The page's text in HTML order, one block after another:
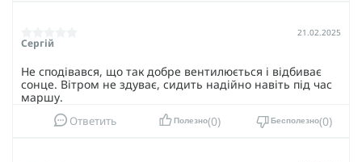
Сергій
21.02.2025
Не сподівався, що так добре вентилюється і відбиває
сонце. Вітром не здуває, сидить надійно навіть під час
маршу.
Ответить Полезно 0 Бесполезно 0